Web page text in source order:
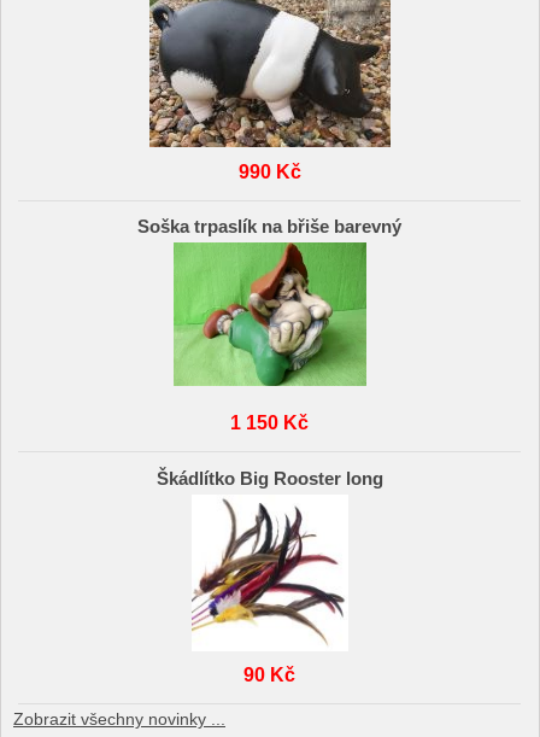
990 Kč
Soška trpaslík na břiše barevný
1 150 Kč
Škádlítko Big Rooster long
90 Kč
Zobrazit všechny novinky ...